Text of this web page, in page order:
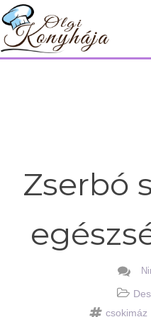
Zserbó
csokimáz